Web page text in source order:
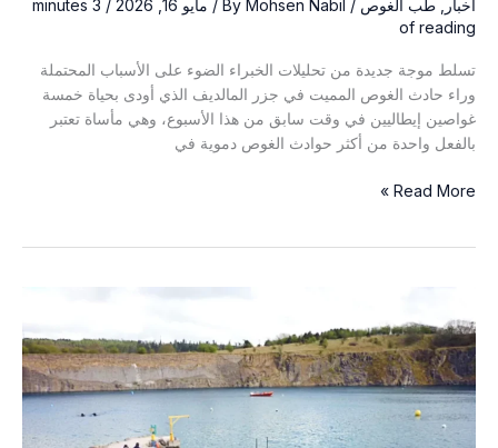
أخبار,طب الغوص/ By
Mohsen Nabil
/مايو 16, 2026 /
3 minutes
of reading
تسلط موجة جديدة من تحليلات الخبراء الضوء على الأسباب المحتملة
وراء حادث الغوص المميت في جزر المالديف الذي أودى بحياة خمسة
غواصين إيطاليين في وقت سابق من هذا الأسبوع، وهي مأساة تعتبر
بالفعل واحدة من أكثر حوادث الغوص دموية في
الخبراء
مأساة
الغوص
المميتة
Read More »